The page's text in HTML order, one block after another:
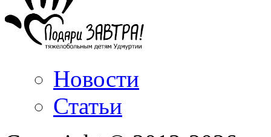
Новости
Статьи